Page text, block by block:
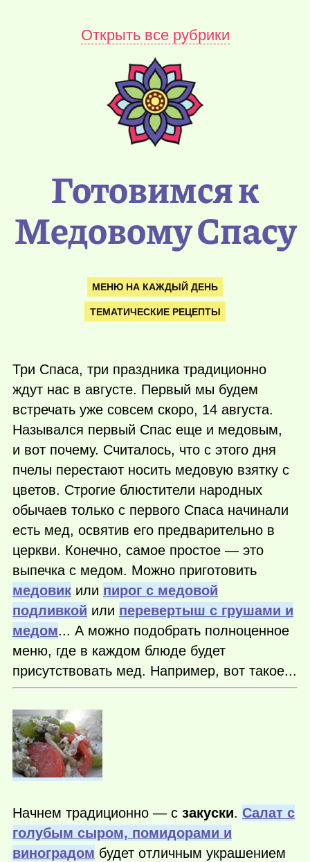
Открыть все рубрики
Готовимся к
Медовому Спасу
МЕНЮ НА КАЖДЫЙ ДЕНЬ
ТЕМАТИЧЕСКИЕ РЕЦЕПТЫ
Три Спаса, три праздника традиционно
ждут нас в августе. Первый мы будем
встречать уже совсем скоро, 14 августа.
Назывался первый Спас еще и медовым,
и вот почему. Считалось, что с этого дня
пчелы перестают носить медовую взятку с
цветов. Строгие блюстители народных
обычаев только с первого Спаса начинали
есть мед, освятив его предварительно в
церкви. Конечно, самое простое — это
выпечка с медом. Можно приготовить
медовик или пирог с медовой
подливкой или перевертыш с грушами и
медом... А можно подобрать полноценное
меню, где в каждом блюде будет
присутствовать мед. Например, вот такое...
Начнем традиционно — с закуски. Салат с
голубым сыром, помидорами и
виноградом будет отличным украшением